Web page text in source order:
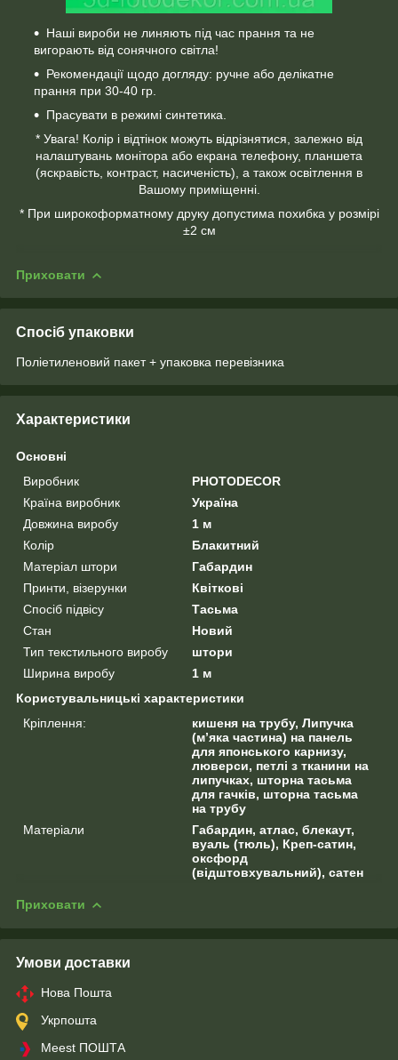
Наші вироби не линяють під час прання та не
вигорають від сонячного світла!
Рекомендації щодо догляду: ручне або делікатне
прання при 30-40 гр.
Прасувати в режимі синтетика.
* Увага! Колір і відтінок можуть відрізнятися, залежно від
налаштувань монітора або екрана телефону, планшета
(яскравість, контраст, насиченість), а також освітлення в
Вашому приміщенні.
* При широкоформатному друку допустима похибка у розмірі
±2 см
Приховати
Спосіб упаковки
Поліетиленовий пакет + упаковка перевізника
Характеристики
Основні
Виробник
PHOTODECOR
Країна виробник
Україна
Довжина виробу
1 м
Колір
Блакитний
Матеріал штори
Габардин
Принти, візерунки
Квіткові
Спосіб підвісу
Тасьма
Стан
Новий
Тип текстильного виробу
штори
Ширина виробу
1 м
Користувальницькі характеристики
Кріплення:
кишеня на трубу, Липучка
(м’яка частина) на панель
для японського карнизу,
люверси, петлі з тканини на
липучках, шторна тасьма
для гачків, шторна тасьма
на трубу
Матеріали
Габардин, атлас, блекаут,
вуаль (тюль), Креп-сатин,
оксфорд
(відштовхувальний), сатен
Приховати
Умови доставки
Нова Пошта
Укрпошта
Meest ПОШТА